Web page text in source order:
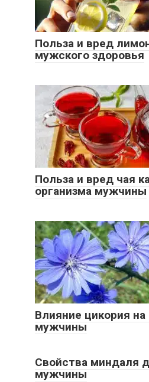
Польза и вред
мужского здоровья
Польза и вред чая
организма мужчины
Влияние цикория на
мужчины
Свойства миндаля
мужчины